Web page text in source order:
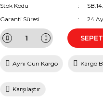
Stok Kodu
Garanti Süresi
24 Ay
Aynı Gün Kargo Kargo
Karşılaştır